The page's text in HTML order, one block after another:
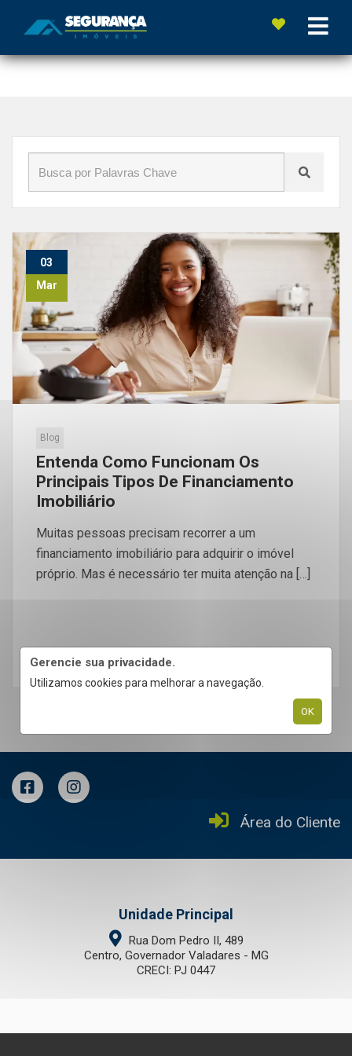
Início»Blog»#FinanciamentoImobiliário
Gerencie sua privacidade.
Utilizamos cookies para melhorar a navegação.
OK
03
Mar
Blog
Entenda Como Funcionam Os
Principais Tipos De Financiamento
Imobiliário
Muitas pessoas precisam recorrer a um
financiamento imobiliário para adquirir o imóvel
próprio. Mas é necessário ter muita atenção na […]
LEIA MAIS
Área do Cliente
Unidade Principal
Rua Dom Pedro II, 489
Centro, Governador Valadares - MG
CRECI: PJ 0447